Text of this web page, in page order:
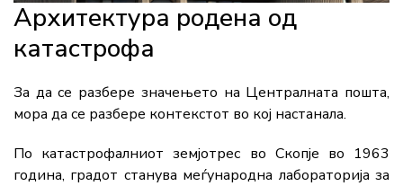
Архитектура родена од
катастрофа
За да се разбере значењето на Централната пошта,
мора да се разбере контекстот во кој настанала.
По катастрофалниот земјотрес во Скопје во 1963
година, градот станува меѓународна лабораторија за